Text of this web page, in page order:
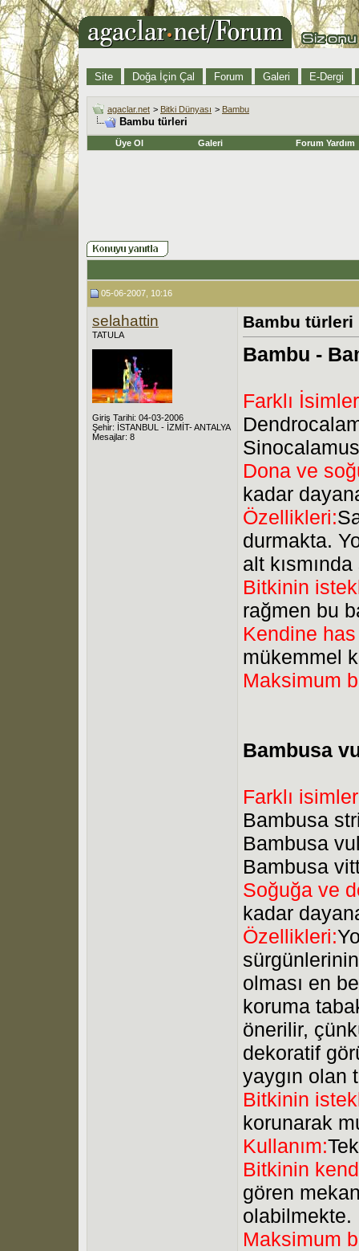
Site Doğa İçin Çal Forum Galeri E-Dergi
agaclar.net > Bitki Dünyası > Bambu
Bambu türleri
Üye Ol Galeri Forum Yardım
05-06-2007, 10:16
selahattin
TATULA
Giriş Tarihi: 04-03-2006
Şehir: İSTANBUL - İZMİT- ANTALYA
Mesajlar: 8
Bambu türleri
Bambu -
Farklı
Dona ve
kadar
Özellikleri:
durmakta.
alt
Bitkinin
rağmen bu
Kendine
mükemmel
Maksimum
Bambusa
Farklı
Bambusa
Bambusa
Bambusa
Soğuğa ve
kadar
Özellikleri:
olması en
koruma
önerilir,
dekoratif
yaygın olan
Bitkinin
korunarak
Kullanım:
Bitkinin
gören
olabilmekte.
Maksimum